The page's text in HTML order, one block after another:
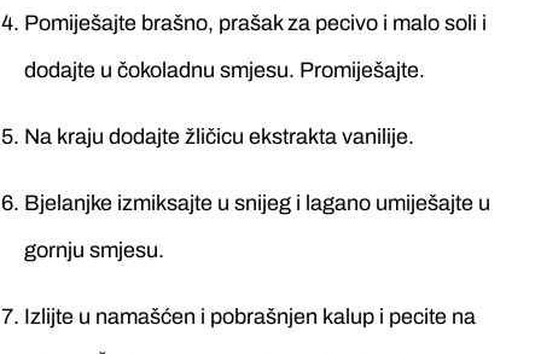
Pomiješajte brašno, prašak za pecivo i malo soli i
dodajte u čokoladnu smjesu. Promiješajte.
Na kraju dodajte žličicu ekstrakta vanilije.
Bjelanjke izmiksajte u snijeg i lagano umiješajte u
gornju smjesu.
Izlijte u namašćen i pobrašnjen kalup i pecite na